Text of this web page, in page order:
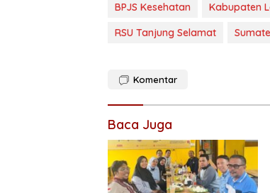
BPJS Kesehatan Kabupaten
RSU Tanjung Selamat
Komentar
Baca Juga